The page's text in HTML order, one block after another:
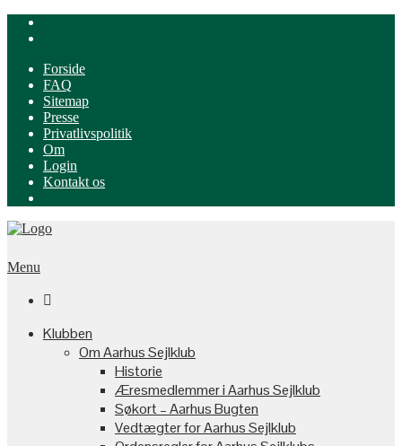
Forside
FAQ
Sitemap
Presse
Privatlivspolitik
Om
Login
Kontakt os
Menu

Klubben
Om Aarhus Sejlklub
Historie
Æresmedlemmer i Aarhus Sejlklub
Søkort – Aarhus Bugten
Vedtægter for Aarhus Sejlklub